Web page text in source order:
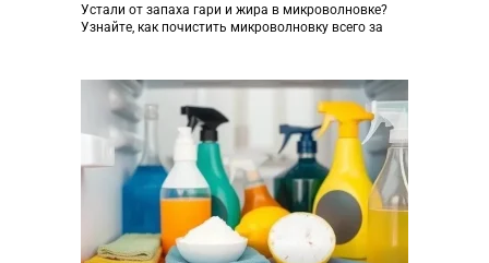
Устали от запаха гари и жира в микроволновке?
Узнайте, как почистить микроволновку всего за